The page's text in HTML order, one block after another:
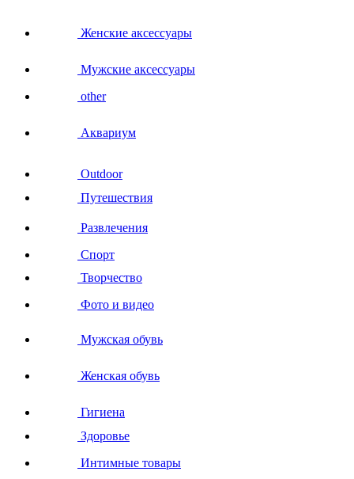
Женские аксессуары
Мужские аксессуары
other
Аквариум
Outdoor
Путешествия
Развлечения
Спорт
Творчество
Фото и видео
Мужская обувь
Женская обувь
Гигиена
Здоровье
Интимные товары